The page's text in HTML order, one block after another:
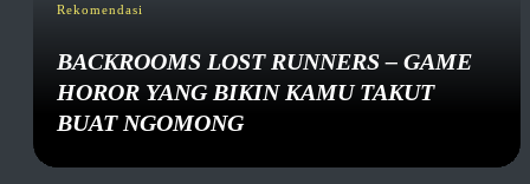
Rekomendasi
BACKROOMS LOST RUNNERS – GAME
HOROR YANG BIKIN KAMU TAKUT
BUAT NGOMONG